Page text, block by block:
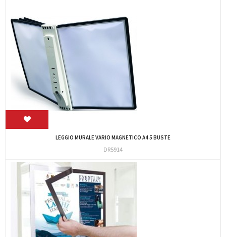
LEGGIO MURALE VARIO MAGNETICO A4 5 BUSTE
DR5914